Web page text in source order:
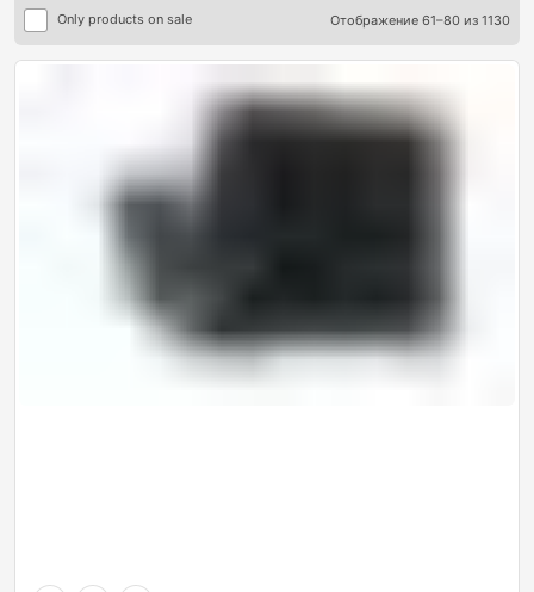
Only products on sale Отображение 61–80 из 1130